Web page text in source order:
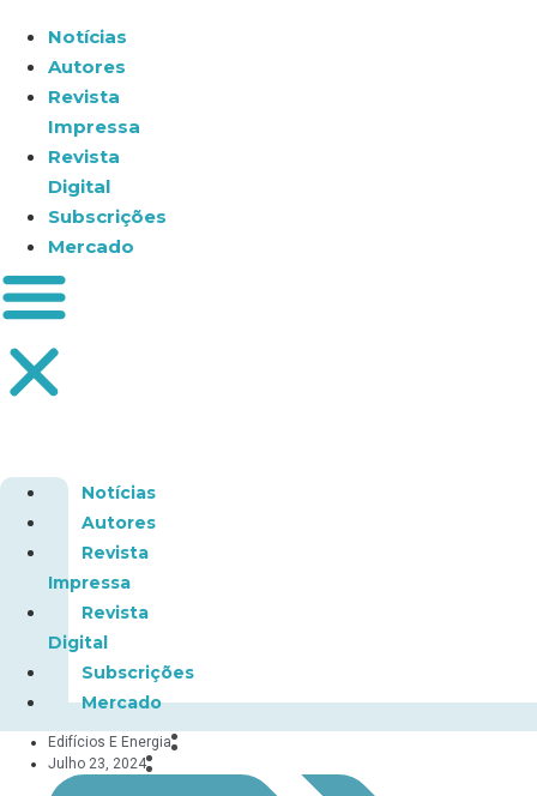
Notícias
Autores
Revista
Impressa
Revista
Digital
Subscrições
Mercado
Notícias
Autores
Revista
Impressa
Revista
Digital
Subscrições
Mercado
Edifícios E Energia
Julho 23, 2024